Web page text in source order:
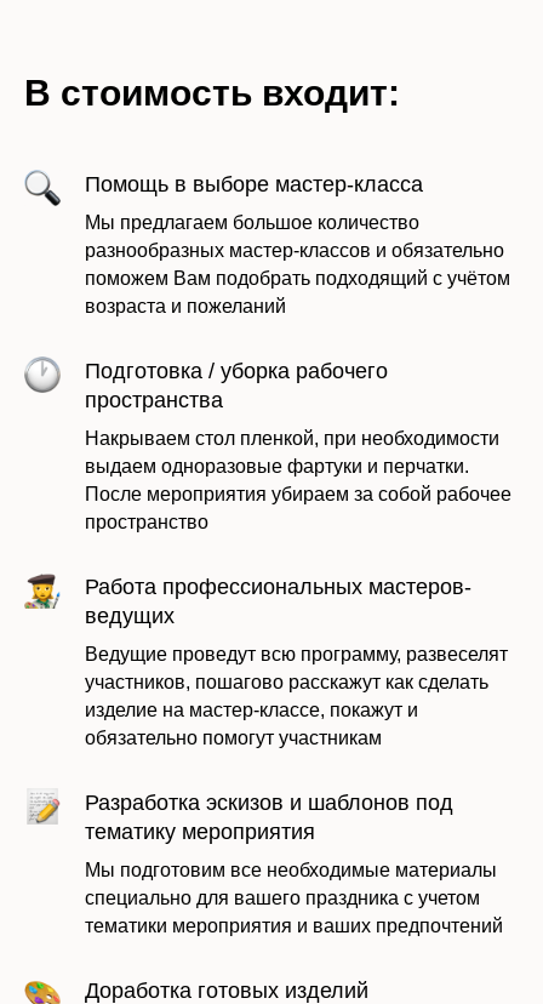
В стоимость входит:
Помощь в выборе мастер-класса
Мы предлагаем большое количество
разнообразных мастер-классов и обязательно
поможем Вам подобрать подходящий с учётом
возраста и пожеланий
Подготовка / уборка рабочего
пространства
Накрываем стол пленкой, при необходимости
выдаем одноразовые фартуки и перчатки.
После мероприятия убираем за собой рабочее
пространство
Работа профессиональных мастеров-
ведущих
Ведущие проведут всю программу, развеселят
участников, пошагово расскажут как сделать
изделие на мастер-классе, покажут и
обязательно помогут участникам
Разработка эскизов и шаблонов под
тематику мероприятия
Мы подготовим все необходимые материалы
специально для вашего праздника с учетом
тематики мероприятия и ваших предпочтений
Доработка готовых изделий
Оставить заявку